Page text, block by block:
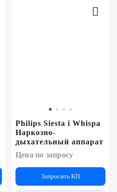
Philips Siesta i Whispa
Наркозно-
дыхательный аппарат
Цена по запросу
Запросить КП